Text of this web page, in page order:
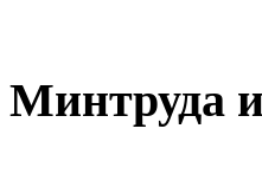
Минтруда